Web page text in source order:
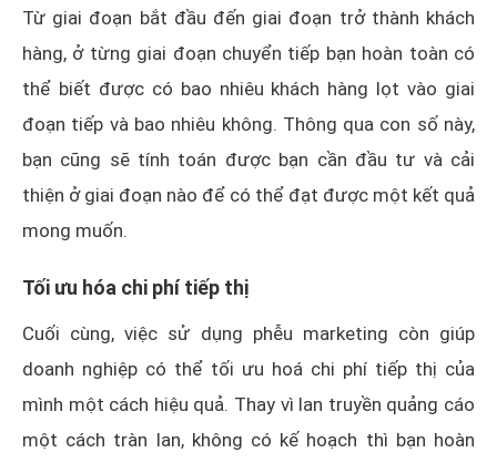
Từ giai đoạn bắt đầu đến giai đoạn trở thành khách
hàng, ở từng giai đoạn chuyển tiếp bạn hoàn toàn có
thể biết được có bao nhiêu khách hàng lọt vào giai
đoạn tiếp và bao nhiêu không. Thông qua con số này,
bạn cũng sẽ tính toán được bạn cần đầu tư và cải
thiện ở giai đoạn nào để có thể đạt được một kết quả
mong muốn.
Tối ưu hóa chi phí tiếp thị
Cuối cùng, việc sử dụng phễu marketing còn giúp
doanh nghiệp có thể tối ưu hoá chi phí tiếp thị của
mình một cách hiệu quả. Thay vì lan truyền quảng cáo
một cách tràn lan, không có kế hoạch thì bạn hoàn